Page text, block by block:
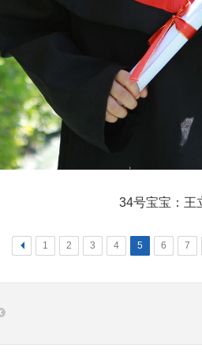
34号宝宝：王
< 1 2 3 4 5 6 7